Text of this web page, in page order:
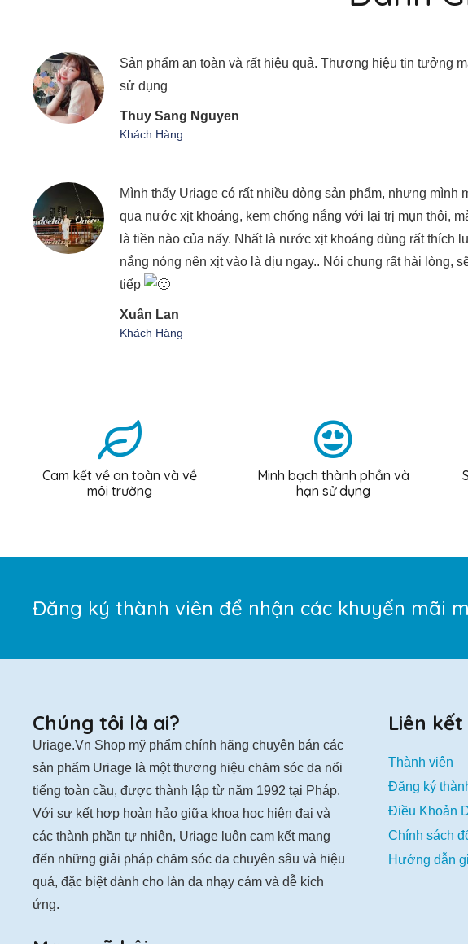
Sản phẩm an toàn và rất hiệu quả. Thương hiệu tin tưởng
sử dụng
Thuy Sang Nguyen
Khách Hàng
Mình thấy Uriage có rất nhiều dòng sản phẩm, nhưng mình
qua nước xịt khoáng, kem chống nắng với lại trị mụn thôi,
là tiền nào của nấy. Nhất là nước xịt khoáng dùng rất thích
nắng nóng nên xịt vào là dịu ngay.. Nói chung rất hài lòng,
tiếp
Xuân Lan
Khách Hàng
Cam kết về an toàn và về
môi trường
Minh bạch thành phần và
hạn sử dụng
Đăng ký thành viên để nhận các khuyến mãi
Chúng tôi là ai?
Uriage.Vn Shop mỹ phẩm chính hãng chuyên bán các
sản phẩm Uriage là một thương hiệu chăm sóc da nổi
tiếng toàn cầu, được thành lập từ năm 1992 tại Pháp.
Với sự kết hợp hoàn hảo giữa khoa học hiện đại và
các thành phần tự nhiên, Uriage luôn cam kết mang
đến những giải pháp chăm sóc da chuyên sâu và hiệu
quả, đặc biệt dành cho làn da nhạy cảm và dễ kích
ứng.
Liên
Thành viên
Đăng ký
Điều Khoản
Chính sách
Hướng dẫn